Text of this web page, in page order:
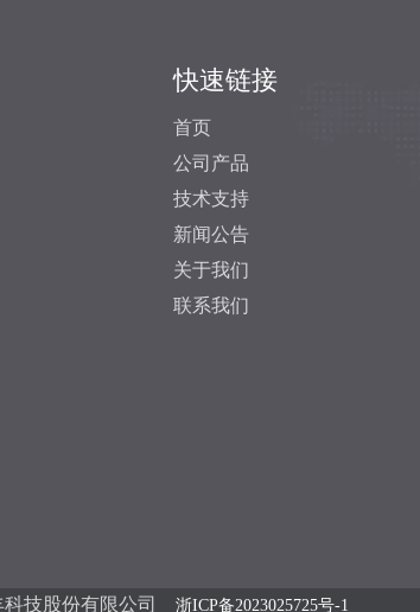
快速链接
首页
公司产品
技术支持
新闻公告
关于我们
联系我们
科技股份有限公司 浙ICP备2023025725号-1